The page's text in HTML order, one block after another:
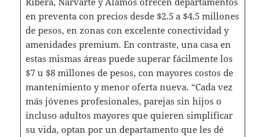
en preventa con precios desde $2.5 a $4.5 millones
de pesos, en zonas con excelente conectividad y
amenidades premium. En contraste, una casa en
estas mismas áreas puede superar fácilmente los
$7 u $8 millones de pesos, con mayores costos de
mantenimiento y menor oferta nueva. “Cada vez
más jóvenes profesionales, parejas sin hijos o
incluso adultos mayores que quieren simplificar
su vida, optan por un departamento que les dé